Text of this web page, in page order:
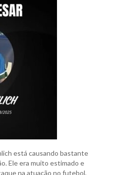
está causando bastante
Ele era muito estimado e
na atuação no futebol,